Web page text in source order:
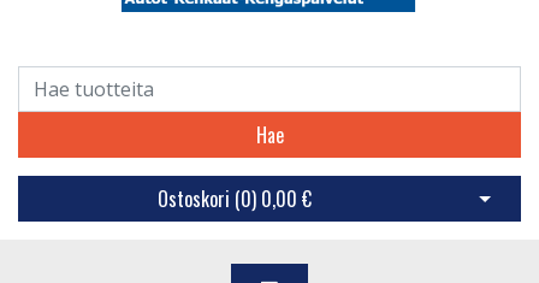
Hae
Ostoskori (0) 0,00 € Avaa